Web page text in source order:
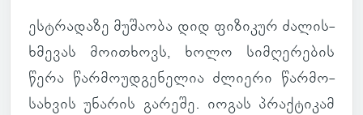
ესტრა­დაზე მუ­შა­ობა დიდ ფი­ზი­კურ ძა­ლის­
ხმე­ვას მო­ი­თხოვს, ხოლო სიმ­ღე­რე­ბის
წერა წარ­მო­უდ­გე­ნე­ლია ძლი­ერი წარ­მო­
სახ­ვის უნა­რის გა­რეშე. იოგას პრაქ­ტი­კამ